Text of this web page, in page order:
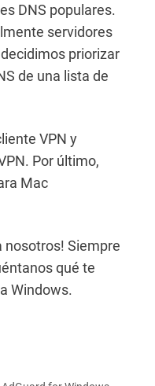
DNS populares.
servidores
priorizar
de una lista de
VPN y
Por último,
Mac
nosotros! Siempre
qué te
Windows.